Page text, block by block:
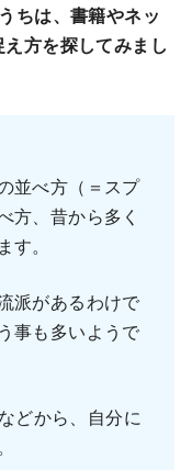
ちは、書籍やネッ
方を探してみまし
並べ方（＝スプ
方、昔から多く
。
派があるわけで
事も多いようで
どから、自分に